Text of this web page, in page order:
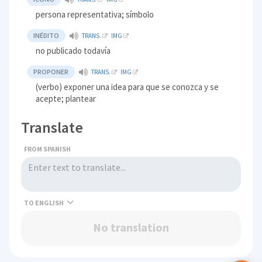
persona representativa; símbolo
INÉDITO TRANS. IMG
no publicado todavía
PROPONER TRANS. IMG
(verbo) exponer una idea para que se conozca y se
acepte; plantear
Translate
FROM SPANISH
TO
No translation